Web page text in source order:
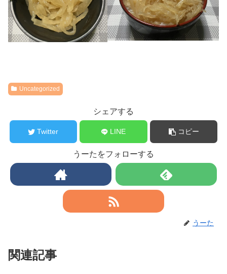
Uncategorized
シェアする
Twitter LINE コピー
うーたをフォローする
うーた
関連記事